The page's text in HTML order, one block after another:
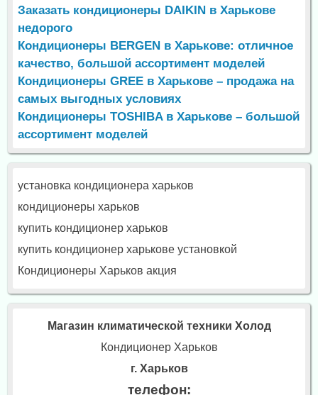
Заказать кондиционеры DAIKIN в Харькове
недорого
Кондиционеры BERGEN в Харькове: отличное
качество, большой ассортимент моделей
Кондиционеры GREE в Харькове – продажа на
самых выгодных условиях
Кондиционеры TOSHIBA в Харькове – большой
ассортимент моделей
установка кондиционера харьков
кондиционеры харьков
купить кондиционер харьков
купить кондиционер харькове установкой
Кондиционеры Харьков акция
Магазин климатической техники Холод
Кондиционер Харьков
г. Харьков
телефон: